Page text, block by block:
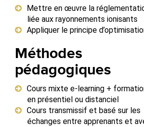
Mettre en œuvre la
liée aux rayonnements ionisants
Appliquer le principe
Méthodes
pédagogiques
Cours mixte e-learning +
en présentiel ou distanciel
Cours transmissif et basé sur les
échanges entre apprenants et